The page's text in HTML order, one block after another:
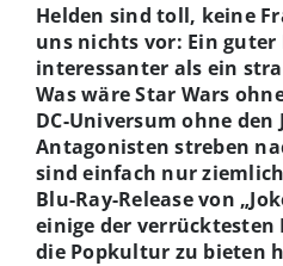
Helden sind toll, keine
uns nichts vor: Ein
interessanter als ein
Was wäre Star Wars
DC-Universum ohne
Antagonisten streben
sind einfach nur
Blu-Ray-Release von
einige der verrücktesten
die Popkultur zu bieten